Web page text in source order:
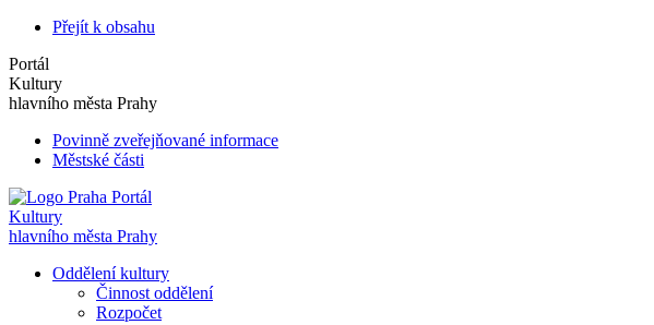
Přejít k obsahu
Portál
Kultury
hlavního města Prahy
Povinně zveřejňované informace
Městské části
Portál
Kultury
hlavního města Prahy
Oddělení kultury
Činnost oddělení
Rozpočet